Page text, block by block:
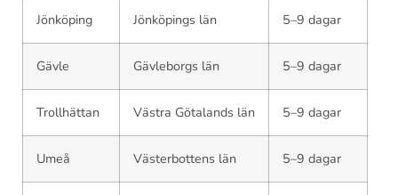
Jönköping Jönköpings län 5–9 dagar
Gävle Gävleborgs län 5–9 dagar
Trollhättan Västra Götalands län 5–9 dagar
Umeå Västerbottens län 5–9 dagar